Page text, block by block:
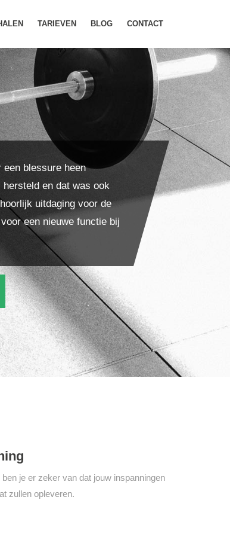
TARIEVEN BLOG CONTACT
een blessure heen
en dat was ook
uitdaging voor de
een nieuwe functie bij
je er zeker van dat jouw inspanningen
zullen opleveren.